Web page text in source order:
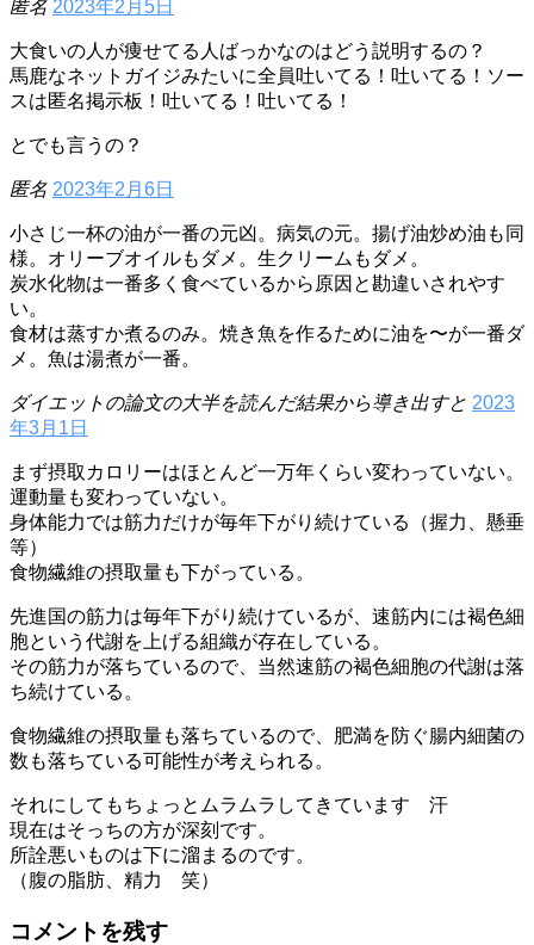
匿名 2023年2月5日
大食いの人が痩せてる人ばっかなのはどう説明するの？
馬鹿なネットガイジみたいに全員吐いてる！吐いてる！ソー
スは匿名掲示板！吐いてる！吐いてる！
とでも言うの？
匿名 2023年2月6日
小さじ一杯の油が一番の元凶。病気の元。揚げ油炒め油も同
様。オリーブオイルもダメ。生クリームもダメ。
炭水化物は一番多く食べているから原因と勘違いされやす
い。
食材は蒸すか煮るのみ。焼き魚を作るために油を〜が一番ダ
メ。魚は湯煮が一番。
ダイエットの論文の大半を読んだ結果から導き出すと 2023
年3月1日
まず摂取カロリーはほとんど一万年くらい変わっていない。
運動量も変わっていない。
身体能力では筋力だけが毎年下がり続けている（握力、懸垂
等）
食物繊維の摂取量も下がっている。
先進国の筋力は毎年下がり続けているが、速筋内には褐色細
胞という代謝を上げる組織が存在している。
その筋力が落ちているので、当然速筋の褐色細胞の代謝は落
ち続けている。
食物繊維の摂取量も落ちているので、肥満を防ぐ腸内細菌の
数も落ちている可能性が考えられる。
それにしてもちょっとムラムラしてきています 汗
現在はそっちの方が深刻です。
所詮悪いものは下に溜まるのです。
（腹の脂肪、精力 笑）
コメントを残す